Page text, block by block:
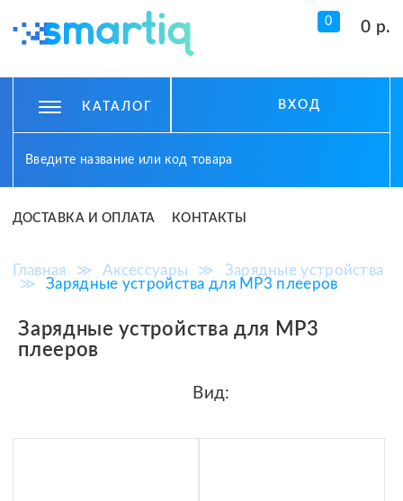
0 0 р.
КАТАЛОГ ВХОД
ДОСТАВКА И ОПЛАТА КОНТАКТЫ
Главная ≫ Аксессуары ≫
Зарядные устройства
≫
Зарядные устройства для MP3 плееров
Зарядные устройства для MP3
плееров
Вид: